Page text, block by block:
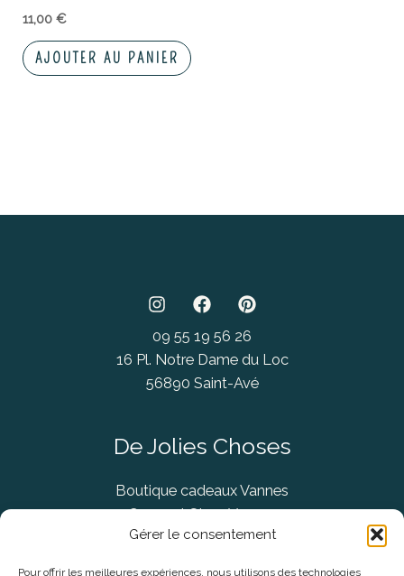
Gérer le consentement
Pour offrir les meilleures expériences, nous utilisons des technologies
11,00€
AJOUTER AU PANIER
09 55 19 56 26
16 Pl. Notre Dame du Loc
56890 Saint-Avé
De Jolies Choses
Boutique cadeaux Vannes
Concept Store Vannes